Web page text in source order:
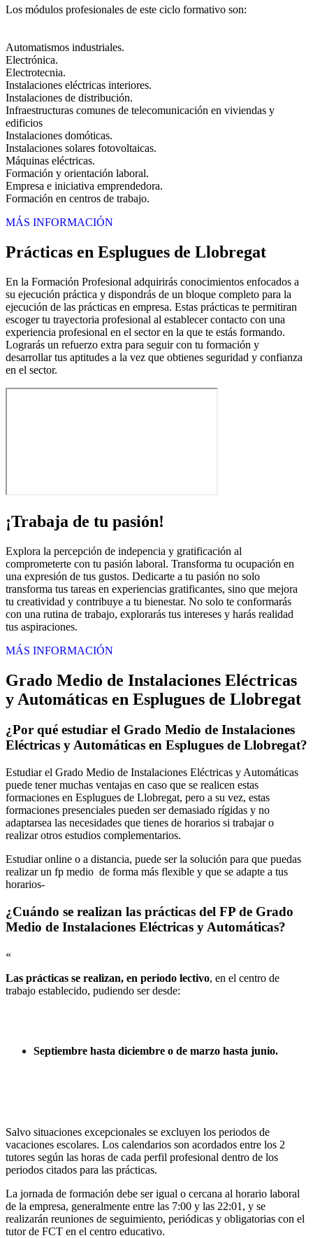
Los módulos profesionales de este ciclo formativo son:
Automatismos industriales.
Electrónica.
Electrotecnia.
Instalaciones eléctricas interiores.
Instalaciones de distribución.
Infraestructuras comunes de telecomunicación en viviendas y
edificios
Instalaciones domóticas.
Instalaciones solares fotovoltaicas.
Máquinas eléctricas.
Formación y orientación laboral.
Empresa e iniciativa emprendedora.
Formación en centros de trabajo.
MÁS INFORMACIÓN
Prácticas en Esplugues de Llobregat
En la Formación Profesional adquirirás conocimientos enfocados a
su ejecución práctica y dispondrás de un bloque completo para la
ejecución de las prácticas en empresa. Estas prácticas te permitiran
escoger tu trayectoria profesional al establecer contacto con una
experiencia profesional en el sector en la que te estás formando.
Lograrás un refuerzo extra para seguir con tu formación y
desarrollar tus aptitudes a la vez que obtienes seguridad y confianza
en el sector.
¡Trabaja de tu pasión!
Explora la percepción de indepencia y gratificación al
comprometerte con tu pasión laboral. Transforma tu ocupación en
una expresión de tus gustos. Dedicarte a tu pasión no solo
transforma tus tareas en experiencias gratificantes, sino que mejora
tu creatividad y contribuye a tu bienestar. No solo te conformarás
con una rutina de trabajo, explorarás tus intereses y harás realidad
tus aspiraciones.
MÁS INFORMACIÓN
Grado Medio de Instalaciones Eléctricas
y Automáticas en Esplugues de Llobregat
¿Por qué estudiar el Grado Medio de Instalaciones
Eléctricas y Automáticas en Esplugues de Llobregat?
Estudiar el Grado Medio de Instalaciones Eléctricas y Automáticas
puede tener muchas ventajas en caso que se realicen estas
formaciones en Esplugues de Llobregat, pero a su vez, estas
formaciones presenciales pueden ser demasiado rígidas y no
adaptarsea las necesidades que tienes de horarios si trabajar o
realizar otros estudios complementarios.
Estudiar online o a distancia, puede ser la solución para que puedas
realizar un fp medio de forma más flexible y que se adapte a tus
horarios-
¿Cuándo se realizan las prácticas del FP de Grado
Medio de Instalaciones Eléctricas y Automáticas?
«
Las prácticas se realizan, en periodo lectivo, en el centro de
trabajo establecido, pudiendo ser desde:
Septiembre hasta diciembre o de marzo hasta junio.
Salvo situaciones excepcionales se excluyen los periodos de
vacaciones escolares. Los calendarios son acordados entre los 2
tutores según las horas de cada perfil profesional dentro de los
periodos citados para las prácticas.
La jornada de formación debe ser igual o cercana al horario laboral
de la empresa, generalmente entre las 7:00 y las 22:01, y se
realizarán reuniones de seguimiento, periódicas y obligatorias con el
tutor de FCT en el centro educativo.